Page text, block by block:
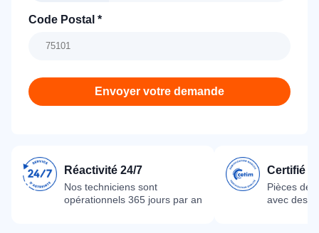
Code Postal *
Envoyer votre demande
Réactivité 24/7
Nos techniciens sont
opérationnels 365 jours par an
Certifié
Pièces
avec des